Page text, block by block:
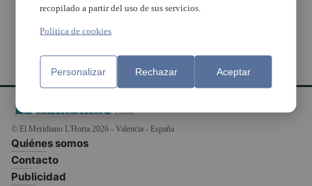
© El Meridiano L'Horta 2026 - Valencia - España
Quiénes somos
Contacto
Publicidad
recopilado a partir del uso de sus servicios.
Política de cookies
Personalizar Rechazar Aceptar